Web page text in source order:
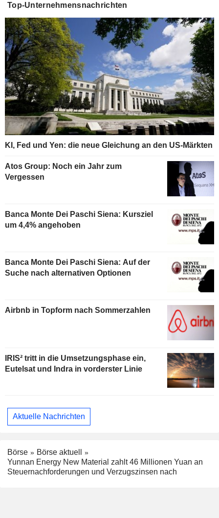
Top-Unternehmensnachrichten
KI, Fed und Yen: die neue Gleichung an den US-Märkten
Atos Group: Noch ein Jahr zum
Vergessen
Banca Monte Dei Paschi Siena: Kursziel
um 4,4% angehoben
Banca Monte Dei Paschi Siena: Auf der
Suche nach alternativen Optionen
Airbnb in Topform nach Sommerzahlen
IRIS² tritt in die Umsetzungsphase ein,
Eutelsat und Indra in vorderster Linie
Aktuelle Nachrichten
Börse
Börse aktuell
Yunnan Energy New Material zahlt 46 Millionen Yuan an
Steuernachforderungen und Verzugszinsen nach